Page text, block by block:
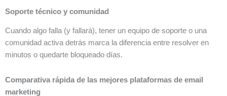
Soporte técnico y comunidad
Cuando algo falla (y fallará), tener un equipo de soporte o una
comunidad activa detrás marca la diferencia entre resolver en
minutos o quedarte bloqueado días.
Comparativa rápida de las mejores plataformas de email
marketing